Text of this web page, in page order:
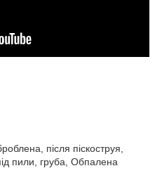
після піскоструя,
пили, груба, Обпалена